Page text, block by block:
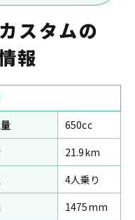
スタムの
報
650cc
21.9km
4人乗り
1475mm